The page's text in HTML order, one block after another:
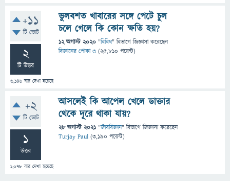
+11
টি ভোট
2
টি উত্তর
6,146 বার দেখা হয়েছে
ভুলবশত খাবারের সঙ্গে পেটে চুল
চলে গেলে কি কোন ক্ষতি হয়?
12 অগাস্ট 2020 "বিবিধ" বিভাগে জিজ্ঞাসাকরেছেন
বিজ্ঞানের পোকা ৩ (25,810 পয়েন্ট)
+2
টি ভোট
1
উত্তর
1,078 বার দেখা হয়েছে
আসলেই কি আপেল খেলে ডাক্তার
থেকে দূরে থাকা যায়?
28 অগাস্ট 2021 "জীববিজ্ঞান" বিভাগে জিজ্ঞাসাকরেছেন
Turjay Paul (3,190 পয়েন্ট)